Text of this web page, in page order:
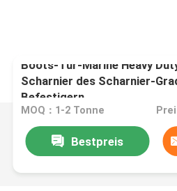
Boots-Tür-Marine Heavy
Scharnier des Scharnier-
Befestigern
MOQ：1-2 Tonne
Bestpreis